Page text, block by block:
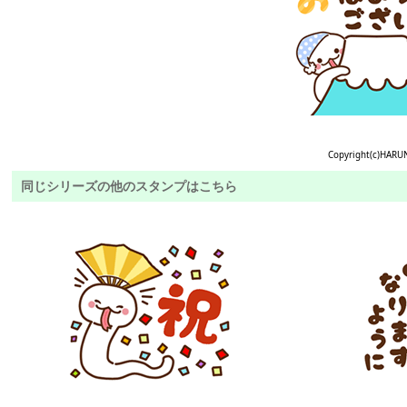
同じシリーズの他のスタンプはこちら